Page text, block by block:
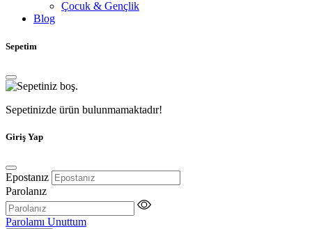
Çocuk & Gençlik
Blog
Sepetim
Sepetinizde ürün bulunmamaktadır!
Giriş Yap
Epostanız
Parolanız
Parolamı Unuttum